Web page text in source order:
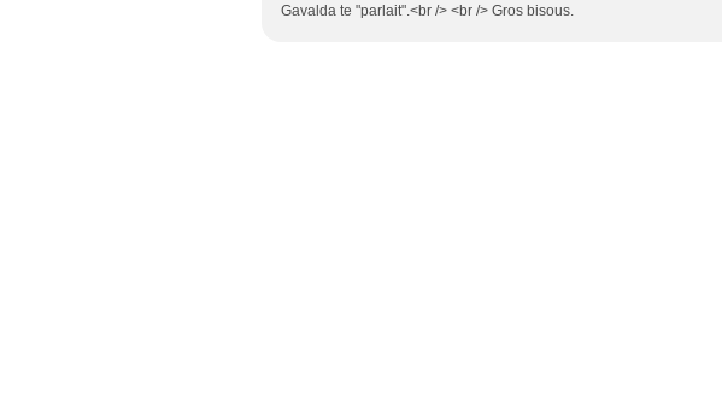
Gavalda te "parlait".<br /> <br /> Gros bisous.